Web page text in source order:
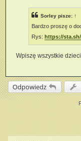
t
Sorley pisze: ↑
Bardzo proszę o
Rys: https://
Wpiszę wszystkie
Odpowiedz